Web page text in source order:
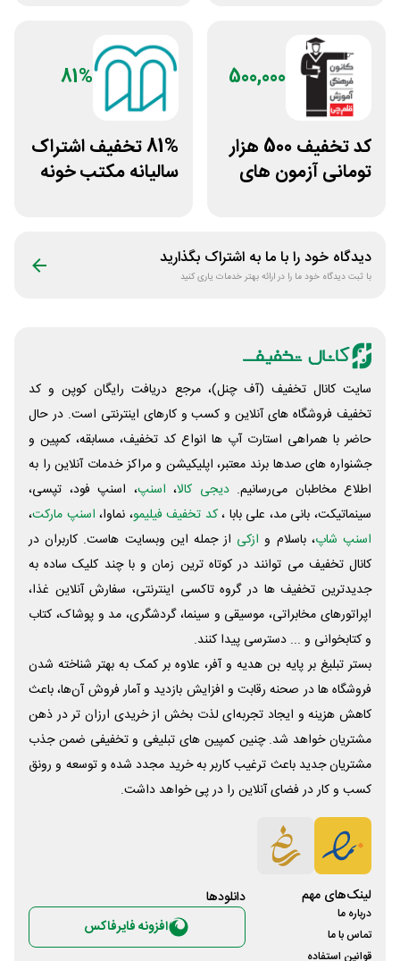
500,000
کد تخفیف 500 هزار
تومانی آزمون های
81%
81% تخفیف اشتراک
سالیانه مکتب خونه
دیدگاه خود را با ما به اشتراک بگذارید
با ثبت دیدگاه خود ما را در ارائه بهتر خدمات یاری کنید
سایت کانال تخفیف (آف چنل)، مرجع دریافت رایگان کوپن و کد
تخفیف فروشگاه های آنلاین و کسب و‌ کارهای اینترنتی است. در حال
حاضر با همراهی استارت آپ ها انواع کد تخفیف، مسابقه، کمپین و
جشنواره های صدها برند معتبر، اپلیکیشن و مراکز خدمات آنلاین را به
اطلاع مخاطبان می‌رسانیم. دیجی کالا، اسنپ، اسنپ فود، تپسی،
سینماتیکت، بانی مد، علی‌ بابا ،کد تخفیف فیلیمو، نماوا، اسنپ مارکت،
اسنپ شاپ، باسلام و ازکی از جمله این وبسایت ‌هاست. کاربران در
کانال تخفیف می توانند در کوتاه ترین زمان و با چند کلیک ساده به
جدیدترین تخفیف ها در گروه تاکسی اینترنتی، سفارش آنلاین غذا،
اپراتورهای مخابراتی، موسیقی و سینما، گردشگری، مد و پوشاک، کتاب
و کتابخوانی و ... دسترسی پیدا کنند.
بستر تبلیغ بر پایه بن هدیه و آفر، علاوه بر کمک به بهتر شناخته شدن
فروشگاه ها در صحنه رقابت و افزایش بازدید و آمار فروش آن‌ها، باعث
کاهش هزینه و ایجاد تجربه‌ای لذت بخش از خریدی ارزان تر در ذهن
مشتریان خواهد شد. چنین کمپین های تبلیغی و تخفیفی ضمن جذب
مشتریان جدید باعث ترغیب کاربر به خرید مجدد شده و توسعه و رونق
کسب و کار در فضای آنلاین را در پی خواهد داشت.
لینک‌های مهم
درباره ما
تماس با ما
قوانین استفاده
دانلود‌ها
افزونه فایرفاکس